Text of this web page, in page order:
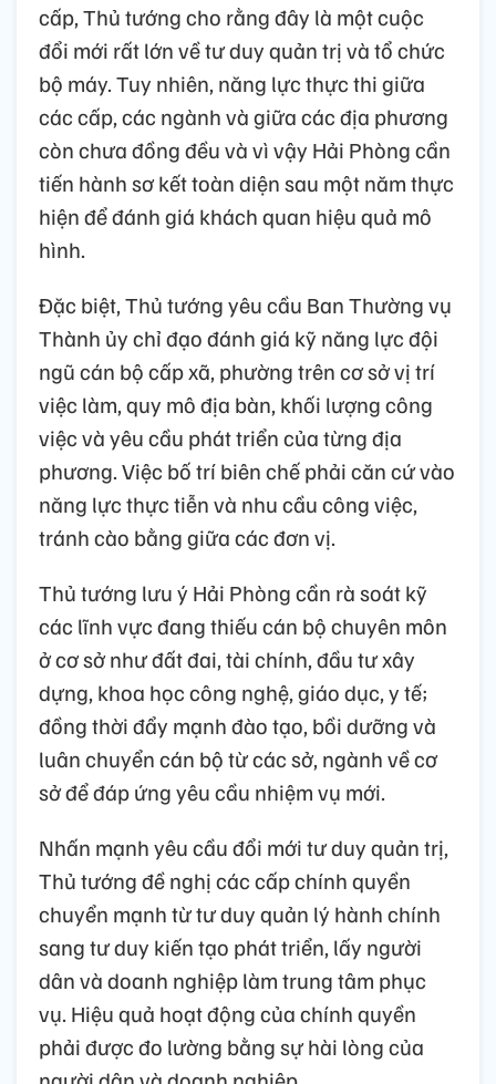
cấp, Thủ tướng cho rằng đây là một cuộc
đổi mới rất lớn về tư duy quản trị và tổ chức
bộ máy. Tuy nhiên, năng lực thực thi giữa
các cấp, các ngành và giữa các địa phương
còn chưa đồng đều và vì vậy Hải Phòng cần
tiến hành sơ kết toàn diện sau một năm thực
hiện để đánh giá khách quan hiệu quả mô
hình.
Đặc biệt, Thủ tướng yêu cầu Ban Thường vụ
Thành ủy chỉ đạo đánh giá kỹ năng lực đội
ngũ cán bộ cấp xã, phường trên cơ sở vị trí
việc làm, quy mô địa bàn, khối lượng công
việc và yêu cầu phát triển của từng địa
phương. Việc bố trí biên chế phải căn cứ vào
năng lực thực tiễn và nhu cầu công việc,
tránh cào bằng giữa các đơn vị.
Thủ tướng lưu ý Hải Phòng cần rà soát kỹ
các lĩnh vực đang thiếu cán bộ chuyên môn
ở cơ sở như đất đai, tài chính, đầu tư xây
dựng, khoa học công nghệ, giáo dục, y tế;
đồng thời đẩy mạnh đào tạo, bồi dưỡng và
luân chuyển cán bộ từ các sở, ngành về cơ
sở để đáp ứng yêu cầu nhiệm vụ mới.
Nhấn mạnh yêu cầu đổi mới tư duy quản trị,
Thủ tướng đề nghị các cấp chính quyền
chuyển mạnh từ tư duy quản lý hành chính
sang tư duy kiến tạo phát triển, lấy người
dân và doanh nghiệp làm trung tâm phục
vụ. Hiệu quả hoạt động của chính quyền
phải được đo lường bằng sự hài lòng của